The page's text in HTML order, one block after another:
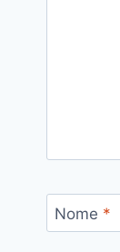
Nome *